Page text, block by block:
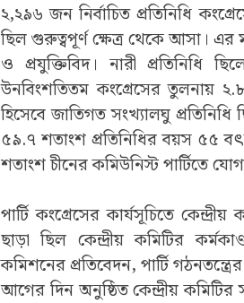
২,২৯৬ জন নির্বাচিত প্রতিনিধি
ছিল গুরুত্বপূর্ণ ক্ষেত্র থেকে আসা।
ও প্রযুক্তিবিদ। নারী প্রতিনিধি
উনবিংশতিতম কংগ্রেসের তুলনায়
হিসেবে জাতিগত সংখ্যালঘু
৫৯.৭ শতাংশ প্রতিনিধির বয়স ৫৫
শতাংশ চীনের কমিউনিস্ট পার্টিতে
পার্টি কংগ্রেসের কার্যসূচিতে
ছাড়া ছিল কেন্দ্রীয় কমিটির
কমিশনের প্রতিবেদন, পার্টি
আগের দিন অনুষ্ঠিত কেন্দ্রীয় কমিটির